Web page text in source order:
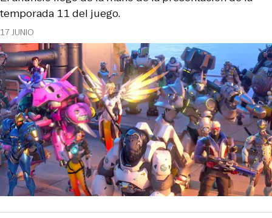
17 JUNIO
temporada 11 del juego.